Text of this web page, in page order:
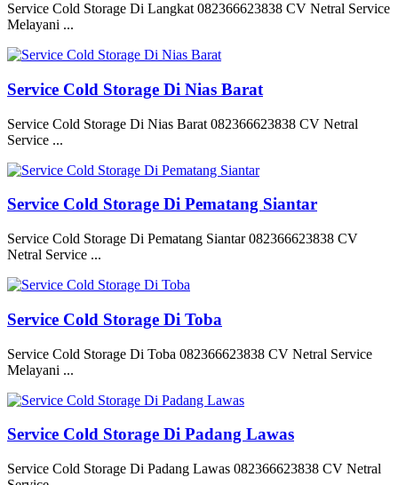
Service Cold Storage Di Langkat 082366623838 CV Netral Service
Melayani ...
Service Cold Storage Di Nias Barat
Service Cold Storage Di Nias Barat 082366623838 CV Netral
Service ...
Service Cold Storage Di Pematang Siantar
Service Cold Storage Di Pematang Siantar 082366623838 CV
Netral Service ...
Service Cold Storage Di Toba
Service Cold Storage Di Toba 082366623838 CV Netral Service
Melayani ...
Service Cold Storage Di Padang Lawas
Service Cold Storage Di Padang Lawas 082366623838 CV Netral